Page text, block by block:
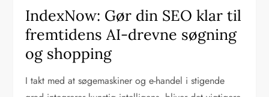
IndexNow: Gør din SEO klar til
fremtidens AI-drevne søgning
og shopping
I takt med at søgemaskiner og e-handel i stigende